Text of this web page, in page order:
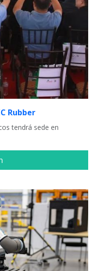
Rubber
tendrá sede en